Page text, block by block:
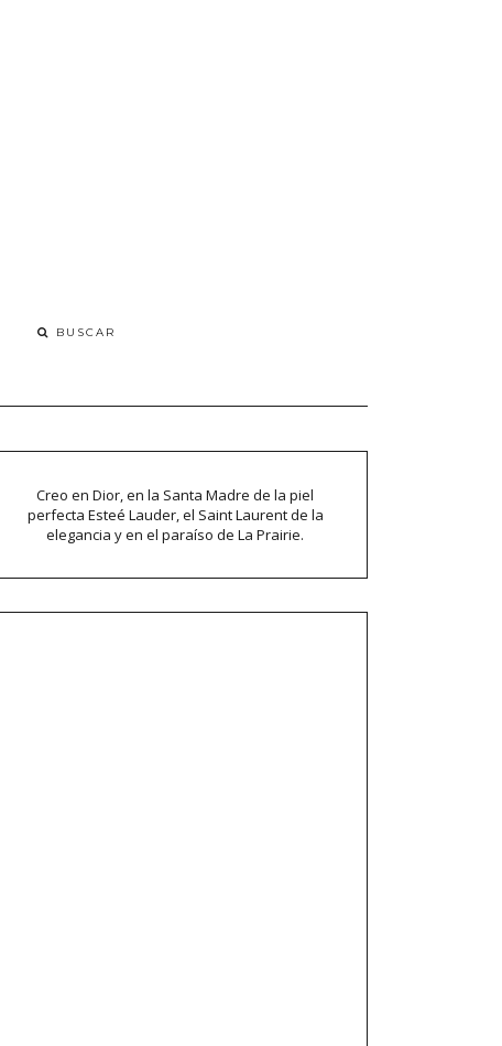
Creo en Dior, en la Santa Madre de la piel
perfecta Esteé Lauder, el Saint Laurent de la
elegancia y en el paraíso de La Prairie.